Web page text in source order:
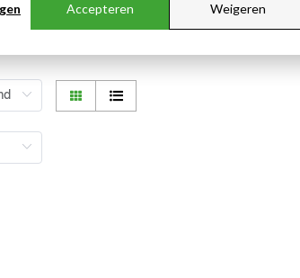
Accepteren Weigeren